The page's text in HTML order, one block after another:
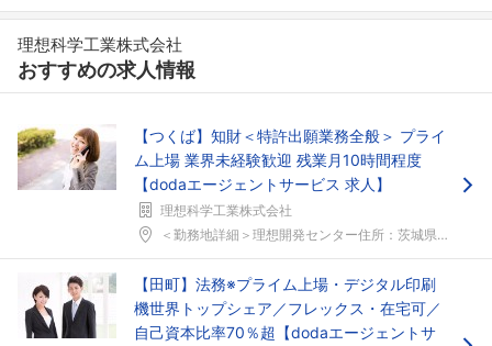
理想科学工業株式会社
おすすめの求人情報
【つくば】知財＜特許出願業務全般＞ プライ
ム上場 業界未経験歓迎 残業月10時間程度
【dodaエージェントサービス 求人】
理想科学工業株式会社
＜勤務地詳細＞理想開発センター住所：茨城県つくば市...
【田町】法務※プライム上場・デジタル印刷
機世界トップシェア／フレックス・在宅可／
自己資本比率70％超【dodaエージェントサ